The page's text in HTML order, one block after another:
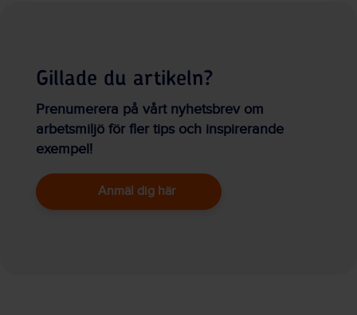
Gillade du artikeln?
Prenumerera på vårt nyhetsbrev om
arbetsmiljö för fler tips och inspirerande
exempel!
Anmäl dig här